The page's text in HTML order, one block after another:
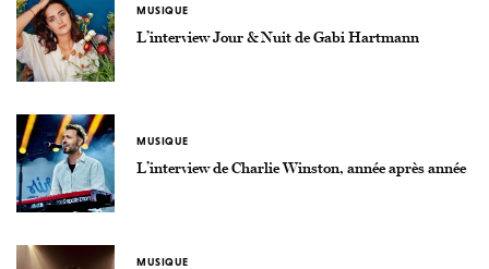
MUSIQUE
L’interview Jour & Nuit de Gabi Hartmann
MUSIQUE
L’interview de Charlie Winston, année après année
MUSIQUE